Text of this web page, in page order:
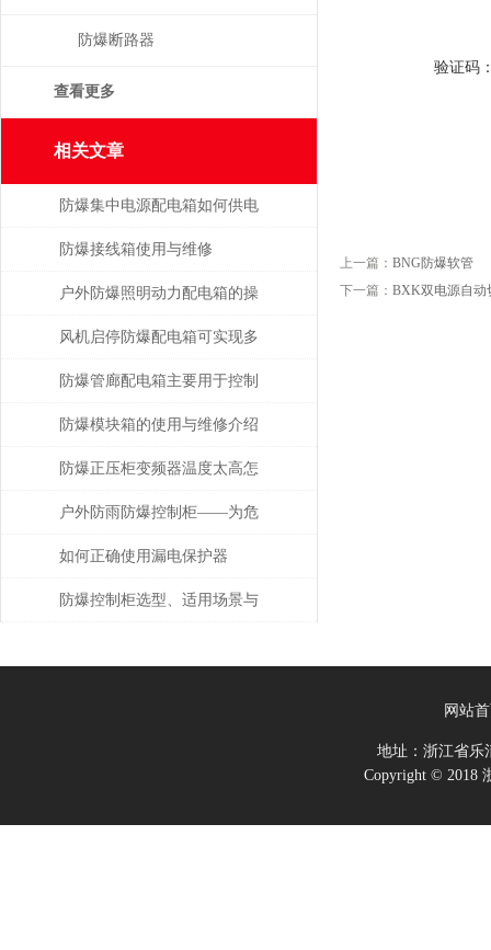
验证码
上一篇： BNG防爆软管
下一篇： BXK双电源自动
防爆断路器
查看更多
相关文章
防爆集中电源配电箱如何供电
防爆接线箱使用与维修
户外防爆照明动力配电箱的操
作要领分析
风机启停防爆配电箱可实现多
种功能
防爆管廊配电箱主要用于控制
和分配管廊内的电力资源
防爆模块箱的使用与维修介绍
防爆正压柜变频器温度太高怎
么办
户外防雨防爆控制柜——为危
险环境打造的电气控制解决方
案
如何正确使用漏电保护器
防爆控制柜选型、适用场景与
网站
地址：浙江省
Copyright © 2018